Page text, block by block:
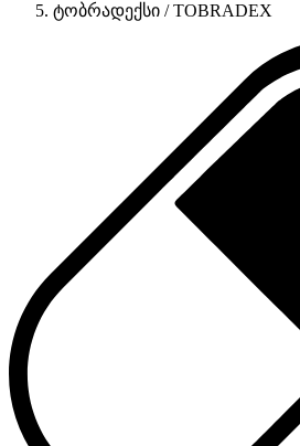
ტობრადექსი / TOBRADEX